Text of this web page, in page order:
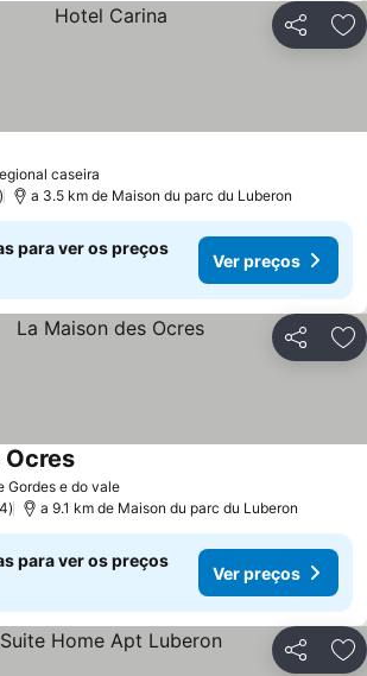
Partilhar
caseira
a 3.5 km de Maison du parc du Luberon
para ver os preços
Ver preços
Partilhar
Gordes e do vale
Ocres
a 9.1 km de Maison du parc du Luberon
para ver os preços
Ver preços
Partilhar